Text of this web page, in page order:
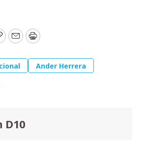
EmailPrint
Ander Herrera
D10